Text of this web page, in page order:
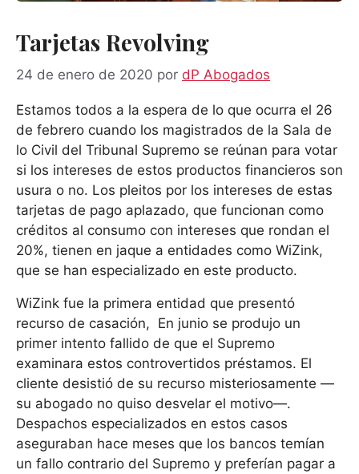
Tarjetas Revolving
24 de enero de 2020 por dP Abogados
Estamos todos a la espera de lo que ocurra el 26
de febrero cuando los magistrados de la Sala de
lo Civil del Tribunal Supremo se reúnan para votar
si los intereses de estos productos financieros son
usura o no. Los pleitos por los intereses de estas
tarjetas de pago aplazado, que funcionan como
créditos al consumo con intereses que rondan el
20%, tienen en jaque a entidades como WiZink,
que se han especializado en este producto.
WiZink fue la primera entidad que presentó
recurso de casación, En junio se produjo un
primer intento fallido de que el Supremo
examinara estos controvertidos préstamos. El
cliente desistió de su recurso misteriosamente —
su abogado no quiso desvelar el motivo—.
Despachos especializados en estos casos
aseguraban hace meses que los bancos temían
un fallo contrario del Supremo y preferían pagar a